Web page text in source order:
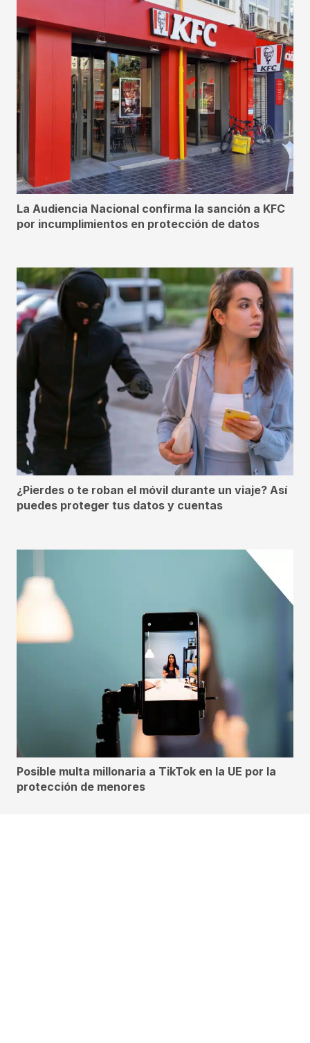
La Audiencia Nacional confirma la sanción a KFC
por incumplimientos en protección de datos
¿Pierdes o te roban el móvil durante un viaje? Así
puedes proteger tus datos y cuentas
Posible multa millonaria a TikTok en la UE por la
protección de menores